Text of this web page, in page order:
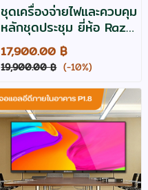
ชุดเครื่องจ่ายไฟและควบคุม
หลักชุดประชุม ยี่ห้อ Razr
รุ่น TC-50M
17,900.00 ฿
19,900.00 ฿ (-10%)